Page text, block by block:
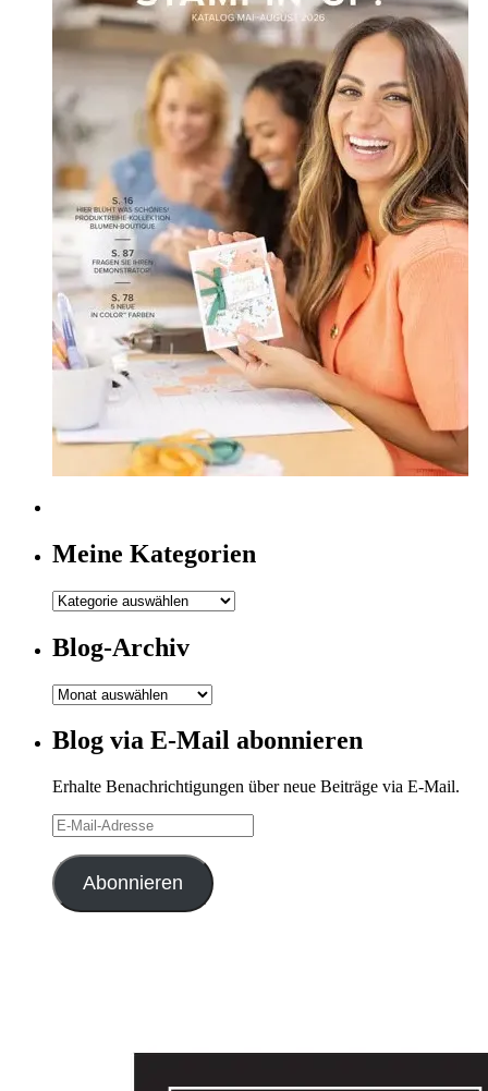
Meine Kategorien
Meine
Blog-Archiv
Blog-
Blog via E-Mail abonnieren
Erhalte Benachrichtigungen über neue Beiträge via E-Mail.
E-
Mail-
Adresse
Abonnieren